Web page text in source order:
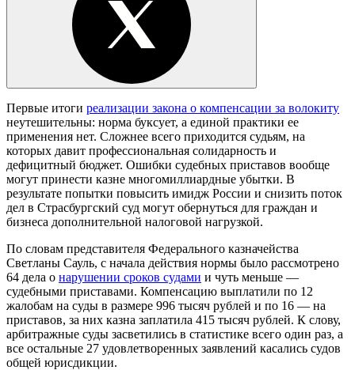
Первые итоги реализации закона о компенсации за волокиту
неутешительны: норма буксует, а единой практики ее
применения нет. Сложнее всего приходится судьям, на
которых давит профессиональная солидарность и
дефицитный бюджет. Ошибки судебных приставов вообще
могут принести казне многомиллиардные убытки. В
результате попытки повысить имидж России и снизить поток
дел в Страсбургский суд могут обернуться для граждан и
бизнеса дополнительной налоговой нагрузкой.
По словам представителя Федерального казначейства
Светланы Сауль, с начала действия нормы было рассмотрено
64 дела о нарушении сроков судами и чуть меньше —
судебными приставами. Компенсацию выплатили по 12
жалобам на суды в размере 996 тысяч рублей и по 16 — на
приставов, за них казна заплатила 415 тысяч рублей. К слову,
арбитражные суды засветились в статистике всего один раз, а
все остальные 27 удовлетворенных заявлений касались судов
общей юрисдикции.